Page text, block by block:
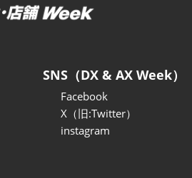
SNS（DX & AX Week）
Facebook
X（旧:Twitter）
instagram